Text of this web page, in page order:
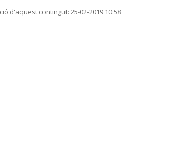
d'aquest contingut:25-02-2019 10:58